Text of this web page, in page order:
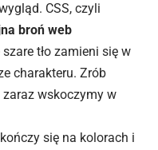
CSS, czyli
broń web
tło zamieni się w
charakteru. Zrób
zaraz wskoczymy w
się na kolorach i